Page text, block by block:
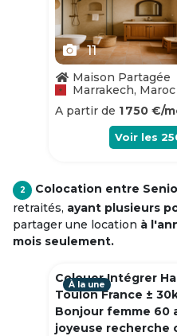
11
Maison Partagée
Marrakech, Maroc
A partir de 1 750 €/
Voir les
2 Colocation entre
retraités, ayant plusieurs
partager une location à
mois seulement.
Colouer Intégrer
Toulon France ±
Bonjour femme 60
joyeuse recherche
À la une